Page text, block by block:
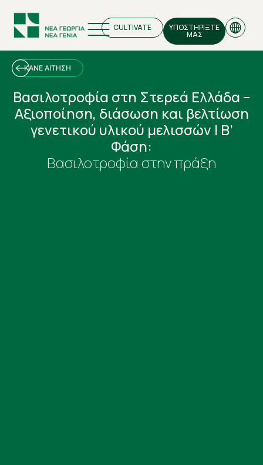
CULTIVATE ΥΠΟΣΤΗΡΙΞΤΕ
ΜΑΣ
EN
ΚΑΝΕ ΑΙΤΗΣΗ
Βασιλοτροφία στη Στερεά Ελλάδα –
Αξιοποίηση, διάσωση και βελτίωση
γενετικού υλικού μελισσών | Β’
Φάση:
Βασιλοτροφία στην πράξη